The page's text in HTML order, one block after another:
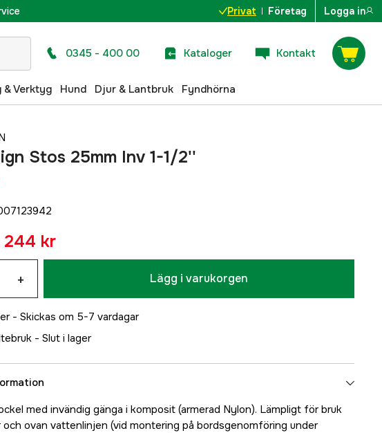
Privat Företag Logga in
0345 - 400 00 Kataloger Kontakt
& Verktyg Hund Djur & Lantbruk Fyndhörna
Stos 25mm Inv 1-1/2''
244 kr
+ Lägg i varukorgen
- Skickas om 5-7 vardagar
- Slut i lager
med invändig gänga i komposit (armerad Nylon). Lämpligt för bruk
och ovan vattenlinjen (vid montering på bordsgenomföring under